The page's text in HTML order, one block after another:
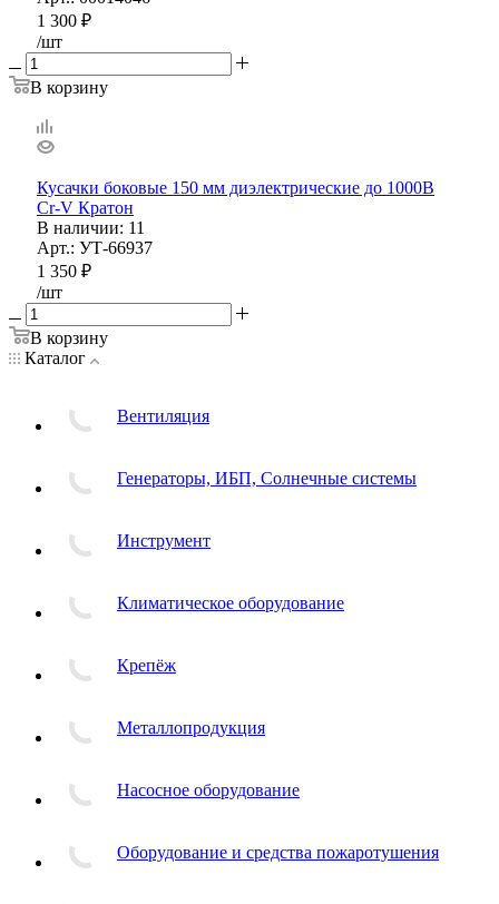
1 300 ₽
/шт
В корзину
Кусачки боковые 150 мм диэлектрические до 1000В
Cr-V Кратон
В наличии: 11
Арт.: УТ-66937
1 350 ₽
/шт
В корзину
Каталог
Вентиляция
Генераторы, ИБП, Солнечные системы
Инструмент
Климатическое оборудование
Крепёж
Металлопродукция
Насосное оборудование
Оборудование и средства пожаротушения